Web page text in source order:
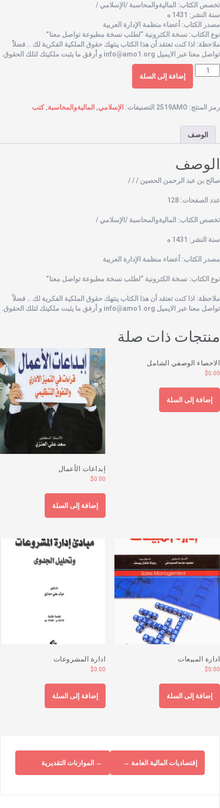
الكتاب: الماليةوالمحاسبة /الإسلامي /
النشر: 1431 ه
الكتاب: أعضاء منظمة الإدارة العربية
الكتاب: نسخة الكترونية “لطلب نسخة مطبوعة تواصل معنا”
اذا كنت تعتقد أن هذا الكتاب ينتهك حقوق الملكية الفكرية لك .. فضلاً
معنا عبر الايميل info@amo1.orgو أرفق ما يثبت ملكيتك لتلك الحقوق.
إضافة إلى السلة
المنتج: 2519AMO التصنيفات: الإسلامي , الماليةوالمحاسبة,كتب
الوصف
بن عبد الرحمن الحصين / / /
الصفحات: 128
الكتاب: الماليةوالمحاسبة /الإسلامي /
النشر: 1431 ه
الكتاب: أعضاء منظمة الإدارة العربية
الكتاب: نسخة الكترونية “لطلب نسخة مطبوعة تواصل معنا”
اذا كنت تعتقد أن هذا الكتاب ينتهك حقوق الملكية الفكرية لك .. فضلاً
معنا عبر الايميل info@amo1.orgو أرفق ما يثبت ملكيتك لتلك الحقوق.
ذات صلة
الوصفي الشامل
$
إضافة إلى السلة
إبداعات الأعمال
$0.00
إضافة إلى السلة
المبيعات
$
إضافة إلى السلة
ادارة المشروعات
$0.00
إضافة إلى السلة
← الموازنات التقديرية إقتصاديات المالية العامة →